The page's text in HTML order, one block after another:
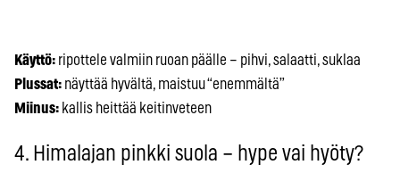
Käyttö: ripottele valmiin ruoan päälle – pihvi, salaatti, suklaa
Plussat: näyttää hyvältä, maistuu “enemmältä”
Miinus: kallis heittää keitinveteen
4. Himalajan pinkki suola – hype vai hyöty?